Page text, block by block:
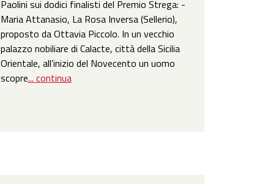
Paolini sui dodici finalisti del Premio Strega: -
Maria Attanasio, La Rosa Inversa (Sellerio),
proposto da Ottavia Piccolo. In un vecchio
palazzo nobiliare di Calacte, città della Sicilia
Orientale, all’inizio del Novecento un uomo
scopre... continua